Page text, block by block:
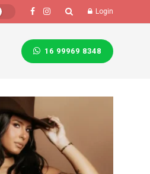
Login
16 99969 8348